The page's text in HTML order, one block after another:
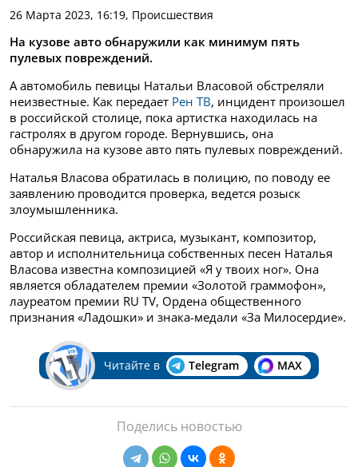
26 Марта 2023, 16:19, Происшествия
На кузове авто обнаружили как минимум пять
пулевых повреждений.
А автомобиль певицы Натальи Власовой обстреляли
неизвестные. Как передает Рен ТВ, инцидент произошел
в российской столице, пока артистка находилась на
гастролях в другом городе. Вернувшись, она
обнаружила на кузове авто пять пулевых повреждений.
Наталья Власова обратилась в полицию, по поводу ее
заявлению проводится проверка, ведется розыск
злоумышленника.
Российская певица, актриса, музыкант, композитор,
автор и исполнительница собственных песен Наталья
Власова известна композицией «Я у твоих ног». Она
является обладателем премии «Золотой граммофон»,
лауреатом премии RU TV, Ордена общественного
признания «Ладошки» и знака-медали «За Милосердие».
Читайте в Telegram MAX
Поделись новостью